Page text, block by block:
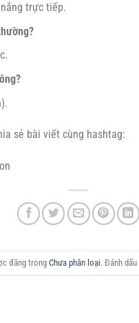
trực tiếp.
sẻ bài viết cùng hashtag:
đăng trongChưa phân loại. Đánh dấu